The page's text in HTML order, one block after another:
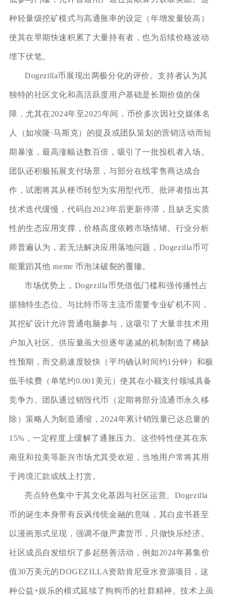
种轻量级挖矿模式与高通胀率的设定（年增发量较高）
使其在早期快速积累了大量持有者，也为后续价格波动
埋下伏笔。
Dogezilla币展现出两极分化的评价。支持者认为其
独特的社区文化和高活跃度用户基础是长期价值的保
障，尤其在2024年至2025年间，币价多次因社交媒体名
人（如埃隆·马斯克）的提及或团队策划的营销活动而短
期暴涨，最高涨幅达数百倍，吸引了一批投机者入场。
团队还积极拓展支付场景，与部分在线零售商达成合
作，试图将其从梗币转型为实用型代币。批评者指出其
技术迭代缓慢，代码自2023年后更新停滞，且缺乏实质
性的生态应用支撑，价格高度依赖市场情绪。行业分析
师普遍认为，若无法解决应用落地问题，Dogezilla币可
能重蹈其他 meme 币泡沫破裂的覆辙。
市场优势上，Dogezilla币凭借低门槛和强传播性占
据独特生态位。与比特币等主流币需要专业矿机不同，
其挖矿设计允许普通电脑参与，这吸引了大量非技术用
户加入社区。供应量虽大但逐年递减的机制制造了稀缺
性预期，而交易速度较快（平均确认时间约1分钟）和极
低手续费（单笔约0.001美元）使其在小额支付领域具备
竞争力。团队通过销毁代币（定期将部分流通币永久移
除）策略人为制造通缩，2024年累计销毁量已达总量的
15%，一定程度上缓解了通胀压力。这些特性使其在东
南亚和拉美等新兴市场尤其受欢迎，当地用户常将其用
于跨境汇款或线上打赏。
亮点特色集中于其文化基因与社区运营。Dogezilla
币的诞生本身带有反讽传统金融的意味，其白皮书甚至
以漫画形式呈现，强调不做严肃货币，只做快乐经济。
社区成员自发组织了多起慈善活动，例如2024年募集价
值30万美元的DOGEZILLA资助肯尼亚水资源项目，这
种公益+娱乐的模式延续了狗狗币的社群精神。技术上虽